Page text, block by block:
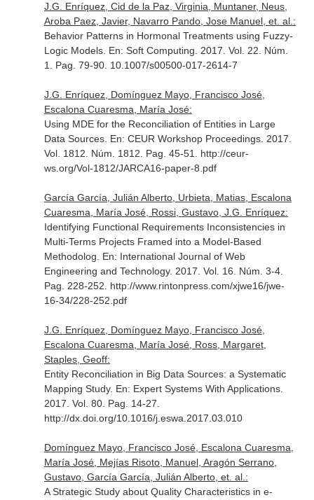
J.G. Enríquez, Cid de la Paz, Virginia, Muntaner, Neus,
Aroba Paez, Javier, Navarro Pando, Jose Manuel, et. al.:
Behavior Patterns in Hormonal Treatments using Fuzzy-
Logic Models. En: Soft Computing . 2017. Vol. 22. Núm.
1. Pag. 79-90. 10.1007/s00500-017-2614-7
J.G. Enríquez, Domínguez Mayo, Francisco José,
Escalona Cuaresma, María José:
Using MDE for the Reconciliation of Entities in Large
Data Sources. En: CEUR Workshop Proceedings. 2017.
Vol. 1812. Núm. 1812. Pag. 45-51. http://ceur-
ws.org/Vol-1812/JARCA16-paper-8.pdf
García García, Julián Alberto, Urbieta, Matias, Escalona
Cuaresma, María José, Rossi, Gustavo, J.G. Enríquez:
Identifying Functional Requirements Inconsistencies in
Multi-Terms Projects Framed into a Model-Based
Methodolog. En: International Journal of Web
Engineering and Technology. 2017. Vol. 16. Núm. 3-4.
Pag. 228-252. http://www.rintonpress.com/xjwe16/jwe-
16-34/228-252.pdf
J.G. Enríquez, Domínguez Mayo, Francisco José,
Escalona Cuaresma, María José, Ross, Margaret,
Staples, Geoff:
Entity Reconciliation in Big Data Sources: a Systematic
Mapping Study. En: Expert Systems With Applications.
2017. Vol. 80. Pag. 14-27.
http://dx.doi.org/10.1016/j.eswa.2017.03.010
Domínguez Mayo, Francisco José, Escalona Cuaresma,
María José, Mejías Risoto, Manuel, Aragón Serrano,
Gustavo, García García, Julián Alberto, et. al.:
A Strategic Study about Quality Characteristics in e-